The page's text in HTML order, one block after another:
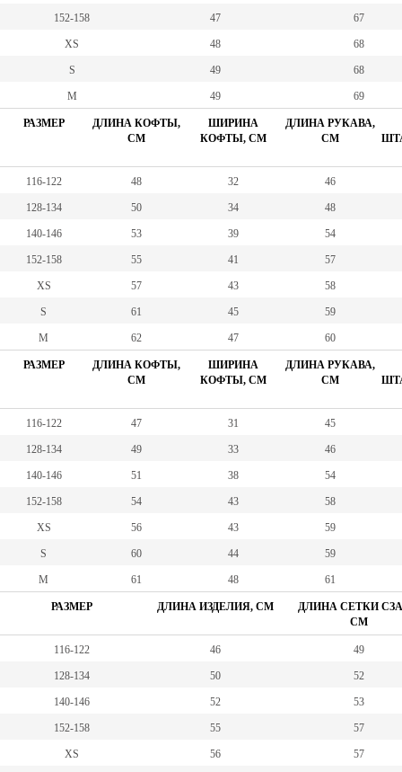
152-158 47 67
XS 48 68
S 49 68
M 49 69
РАЗМЕР
ДЛИНА КОФТЫ,
СМ
ШИРИНА
КОФТЫ, СМ
ДЛИНА РУКАВА,
СМ
116-122 48 32 46
128-134 50 34 48
140-146 53 39 54
152-158 55 41 57
XS 57 43 58
S 61 45 59
M 62 47 60
РАЗМЕР
ДЛИНА КОФТЫ,
СМ
ШИРИНА
КОФТЫ, СМ
ДЛИНА РУКАВА,
СМ
116-122 47 31 45
128-134 49 33 46
140-146 51 38 54
152-158 54 43 58
XS 56 43 59
S 60 44 59
M 61 48 61
РАЗМЕР ДЛИНА ИЗДЕЛИЯ, СМ
ДЛИНА СЕТКИ
СМ
116-122 46 49
128-134 50 52
140-146 52 53
152-158 55 57
XS 56 57